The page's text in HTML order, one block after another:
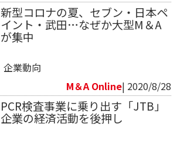
新型コロナの夏、セブン・日本ペ
イント・武田…なぜか大型M＆A
が集中
企業動向
M＆A Online| 2020/8/28
PCR検査事業に乗り出す「JTB」
企業の経済活動を後押し